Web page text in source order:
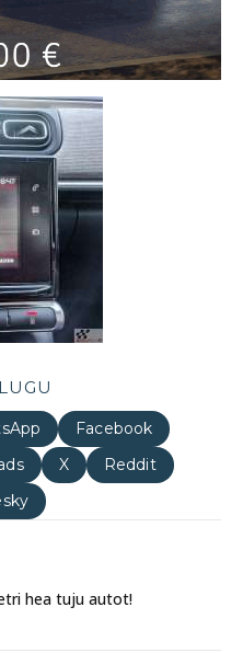
Facebook
X
Reddit
hea tuju autot!